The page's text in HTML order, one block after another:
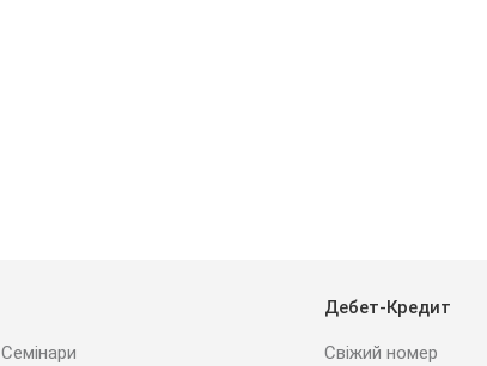
Семінари
Дебет-Кредит
Свіжий номер